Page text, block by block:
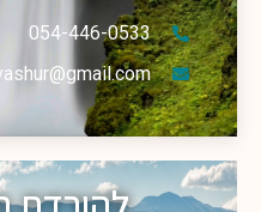
054-446-0533